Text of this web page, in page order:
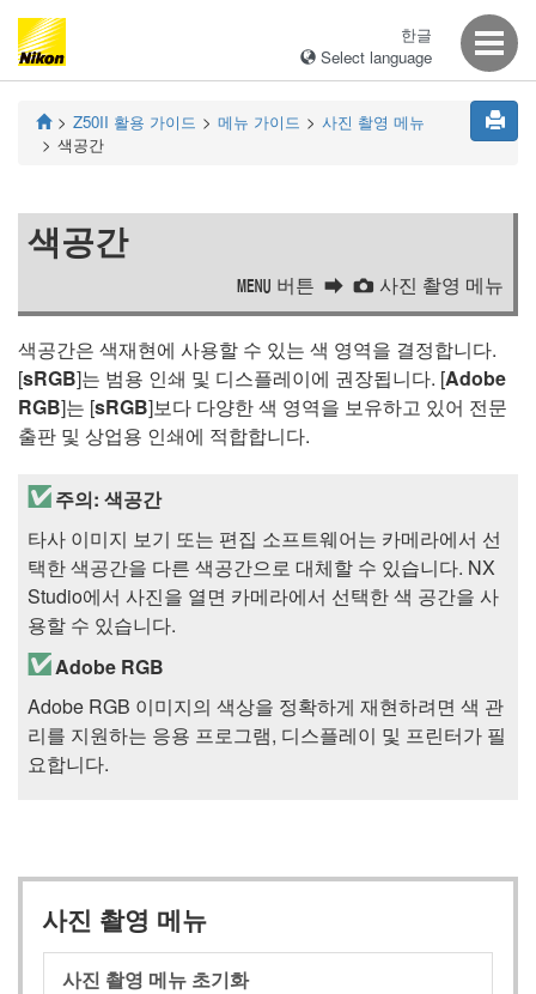
한글
Select language
Z50II 활용 가이드 메뉴 가이드
사진 촬영 메뉴
색공간
색공간
G 버튼 C 사진 촬영 메뉴
색공간은 색재현에 사용할 수 있는 색 영역을 결정합니다.
[sRGB]는 범용 인쇄 및 디스플레이에 권장됩니다. [Adobe
RGB]는 [sRGB]보다 다양한 색 영역을 보유하고 있어 전문
출판 및 상업용 인쇄에 적합합니다.
주의: 색공간
타사 이미지 보기 또는 편집 소프트웨어는 카메라에서 선
택한 색공간을 다른 색공간으로 대체할 수 있습니다. NX
Studio에서 사진을 열면 카메라에서 선택한 색 공간을 사
용할 수 있습니다.
Adobe RGB
Adobe RGB 이미지의 색상을 정확하게 재현하려면 색 관
리를 지원하는 응용 프로그램, 디스플레이 및 프린터가 필
요합니다.
사진 촬영 메뉴
사진 촬영 메뉴 초기화